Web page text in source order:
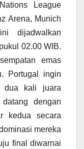
League
Arena, Munich
dijadwalkan
02.00 WIB.
emas
Portugal ingin
dua kali juara
dengan
kedua secara
mereka
final diwarnai